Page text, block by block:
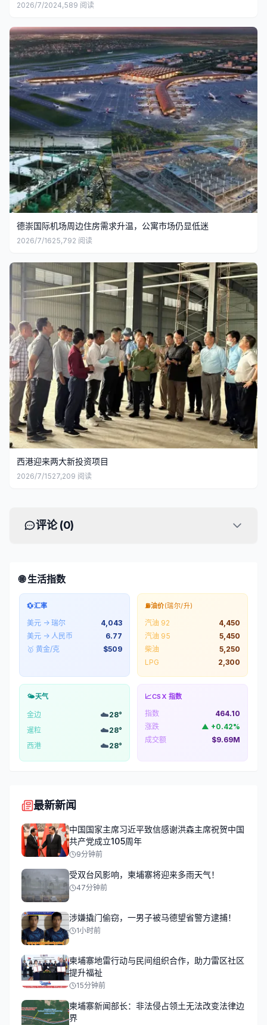
2026/7/2024,589 阅读
德崇国际机场周边住房需求升温，公寓市场仍显低迷
2026/7/1625,792 阅读
西港迎来两大新投资项目
2026/7/1527,209 阅读
评论 (0)
🌐 生活指数
💱汇率
美元 → 瑞尔
4,043
美元 → 人民币
6.77
🥇 黄金/克
$509
⛽油价(瑞尔/升)
汽油 92
4,450
汽油 95
5,450
柴油
5,250
LPG
2,300
🌤️天气
金边 ☁️28°
暹粒
☁️28°
西港
☁️28°
📈CSX 指数
指数
464.10
涨跌
▲ +0.42%
成交额
$9.69M
最新新闻
中国国家主席习近平致信感谢洪森主席祝贺中国
共产党成立105周年
9分钟前
受双台风影响，柬埔寨将迎来多雨天气！
47分钟前
涉嫌撬门偷窃，一男子被马德望省警方逮捕！
1小时前
柬埔寨地雷行动与民间组织合作，助力雷区社区
提升福祉
15分钟前
柬埔寨新闻部长：非法侵占领土无法改变法律边
界